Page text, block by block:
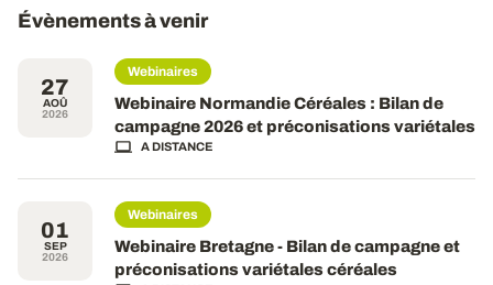
Évènements à venir
27
AOÛ
2026
Webinaires
Webinaire Normandie Céréales : Bilan de
campagne 2026 et préconisations variétales
A DISTANCE
01
SEP
2026
Webinaires
Webinaire Bretagne - Bilan de campagne et
préconisations variétales céréales